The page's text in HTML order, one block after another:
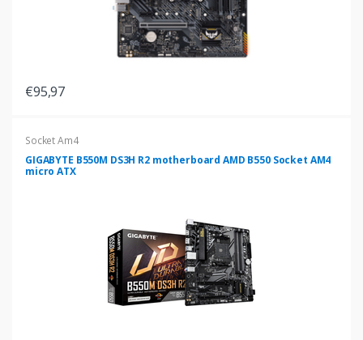
€95,97
Socket Am4
GIGABYTE B550M DS3H R2 motherboard AMD B550 Socket AM4
micro ATX